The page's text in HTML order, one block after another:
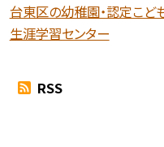
台東区の幼稚園・認定こど
生涯学習センター
RSS